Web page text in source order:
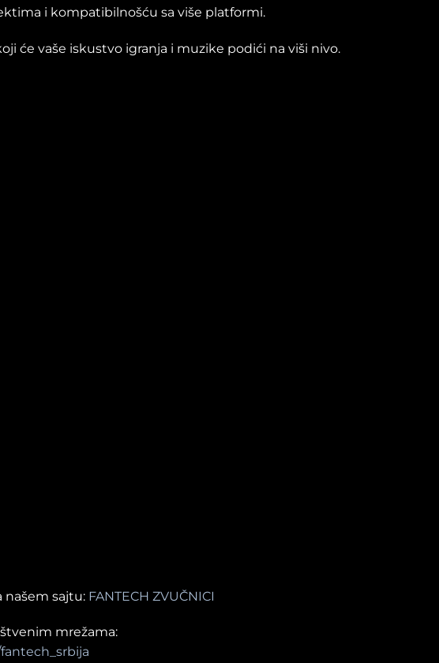
i kompatibilnošću sa više platformi.
će vaše iskustvo igranja i muzike podići na viši nivo.
našem sajtu: FANTECH ZVUČNICI
mrežama: